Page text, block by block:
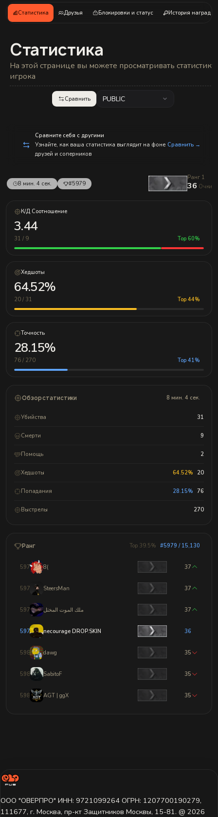
Статистика Друзья Блокировки и статус История наград
Статистика
На этой странице вы можете просматривать статистику
игрока
Сравнить PUBLIC
Сравните себя с другими
Узнайте, как ваша статистика выглядит на фоне
друзей и соперников
Сравнить →
8 мин. 4 сек. #5979
Ранг 1
36 Очки
К/Д Соотношение
3.44
31 / 9 Top 60%
Хедшоты
64.52%
20 / 31 Top 44%
Точность
28.15%
76 / 270 Top 41%
Обзор статистики 8 мин. 4 сек.
Убийства 31
Смерти 9
Помощь 2
Хедшоты 64.52% 20
Попадания 28.15% 76
Выстрелы 270
Ранг Top 39.5% #5979 / 15,130
5976 8( 37
5977 SteersMan 37
5978 ملك الموت المختل 37
5979 necourage DROP.SKIN 36
5980 dawg 35
5981 SabitoF 35
5982 AGT | ggX 35
ООО "ОВЕРПРО" ИНН: 9721099264 ОГРН: 1207700190279,
111677, г. Москва, пр-кт Защитников Москвы, 15-81. @ 2026 ㅤ
с
п
р
а
е
н
е
м!